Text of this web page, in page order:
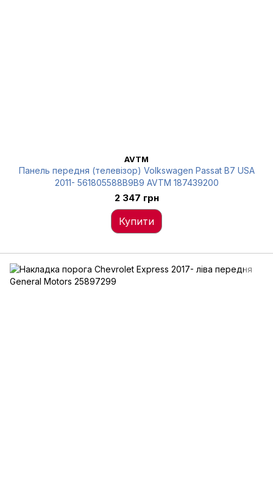
AVTM
Панель передня (телевізор) Volkswagen Passat B7 USA
2011- 561805588B9B9 AVTM 187439200
2 347 грн
Купити